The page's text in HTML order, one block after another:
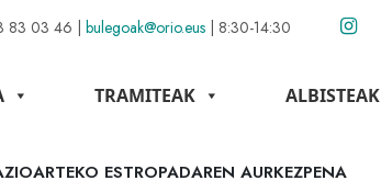
83 03 46 | bulegoak@orio.eus | 8:30-14:30
TRAMITEAK ALBISTEAK
ESTROPADAREN AURKEZPENA